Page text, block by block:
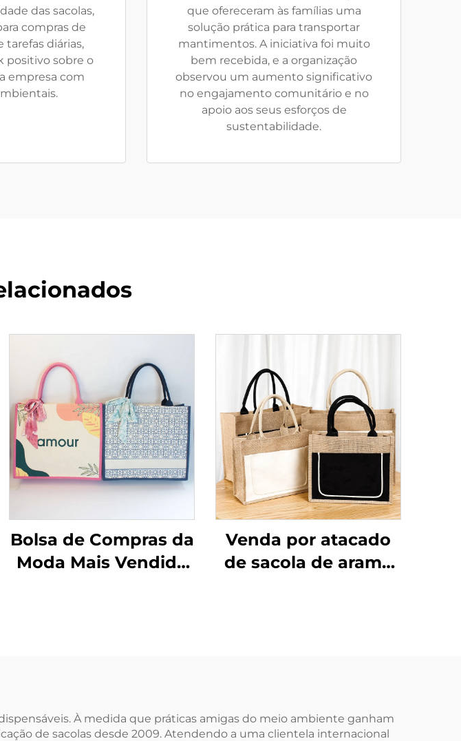
das sacolas,
compras de
tarefas diárias,
positivo sobre o
empresa com
que ofereceram às famílias uma
solução prática para transportar
mantimentos. A iniciativa foi muito
bem recebida, e a organização
observou um aumento significativo
no engajamento comunitário e no
apoio aos seus esforços de
sustentabilidade.
Bolsa de Compras da
Moda Mais Vendida
com Presentes
Venda por atacado
de sacola de arame
À medida que práticas amigas do meio ambiente ganham
de sacolas desde 2009. Atendendo a uma clientela internacional